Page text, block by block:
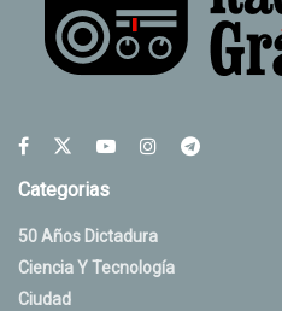
Categorias
50 Años Dictadura
Ciencia Y Tecnología
Ciudad